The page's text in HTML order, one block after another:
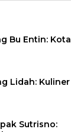
Bu Entin: Kota
Lidah: Kuliner
Sutrisno: